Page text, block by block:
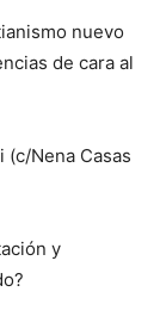
nuevo
de cara al
(c/Nena Casas
y